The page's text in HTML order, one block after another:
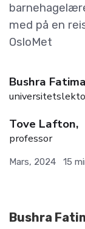
med på en
OsloMet
Bushra
Tove Lafton,
professor
Mars, 2024 15
Bushra